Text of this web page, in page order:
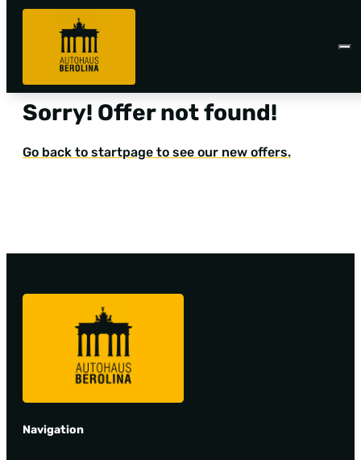
Sorry! Offer not found!
Go back to startpage to see our new offers.
Navigation